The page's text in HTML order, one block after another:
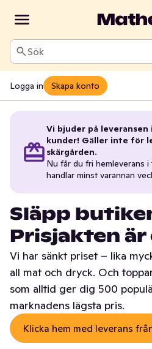
Sök
Logga in Skapa konto
Vi bjuder på leveransen
kunder! Gäller inte för
skärgården.
Nu får du fri hemleverans i
handlar minst varannan
Släpp
Prisjakten är
Vi har sänkt priset – lika
all mat och dryck. Och
som alltid ger dig 500
marknadens lägsta pris.
Klicka hem med leverans